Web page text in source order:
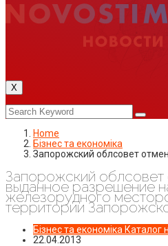
X
Home
Бізнес та економіка
Запорожский облсовет
Запорожский облсовет
выданное разрешение
железорудного
территории
Бізнес та економіка Каталог
22.04.2013